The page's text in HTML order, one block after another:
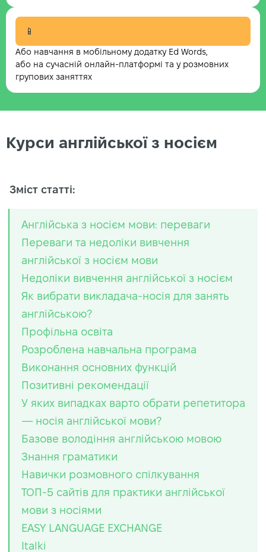
📱
Або навчання в мобільному додатку Ed Words,
або на сучасній онлайн-платформі та у розмовних
групових заняттях
Курси англійської з носієм
Зміст статті:
Англійська з носієм мови: переваги
Переваги та недоліки вивчення
англійської з носієм мови
Недоліки вивчення англійської з носієм
Як вибрати викладача-носія для занять
англійською?
Профільна освіта
Розроблена навчальна програма
Виконання основних функцій
Позитивні рекомендації
У яких випадках варто обрати репетитора
— носія англійської мови?
Базове володіння англійською мовою
Знання граматики
Навички розмовного спілкування
ТОП-5 сайтів для практики англійської
мови з носіями
EASY LANGUAGE EXCHANGE
Italki